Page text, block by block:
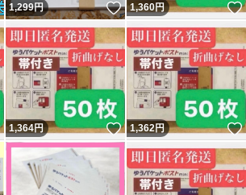
いいね！
1,299円 いいね！
1,360円
いいね！
1,364円 いいね！
1,362円